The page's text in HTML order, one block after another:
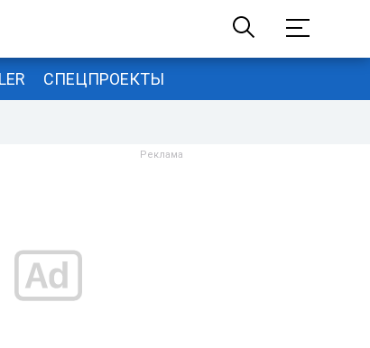
СПЕЦПРОЕКТЫ